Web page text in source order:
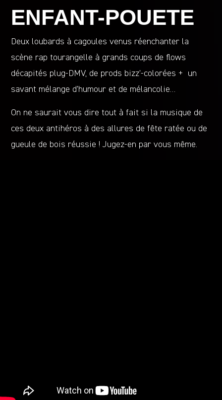
ENFANT-POUETE
Deux loubards à cagoules venus réenchanter la
scène rap tourangelle à grands coups de flows
décapités plug-DMV, de prods bizz’-colorées + un
savant mélange d’humour et de mélancolie…
On ne saurait vous dire tout à fait si la musique de
ces deux antihéros à des allures de fête ratée ou de
gueule de bois réussie ! Jugez-en par vous même.